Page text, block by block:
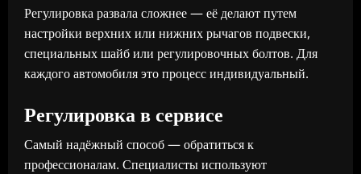
Регулировка развала сложнее — её делают путем
настройки верхних или нижних рычагов подвески,
специальных шайб или регулировочных болтов. Для
каждого автомобиля это процесс индивидуальный.
Регулировка в сервисе
Самый надёжный способ — обратиться к
профессионалам. Специалисты используют